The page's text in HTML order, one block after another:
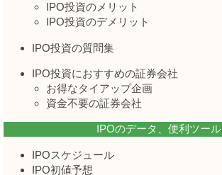
IPO投資のメリット
IPO投資のデメリット
IPO投資の質問集
IPO投資におすすめの証券会社
お得なタイアップ企画
資金不要の証券会社
IPOのデータ、便利ツール
IPOスケジュール
IPO初値予想